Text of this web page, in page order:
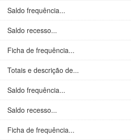
Saldo frequência...
Saldo recesso...
Ficha de frequência...
Totais e descrição de...
Saldo frequência...
Saldo recesso...
Ficha de frequência...